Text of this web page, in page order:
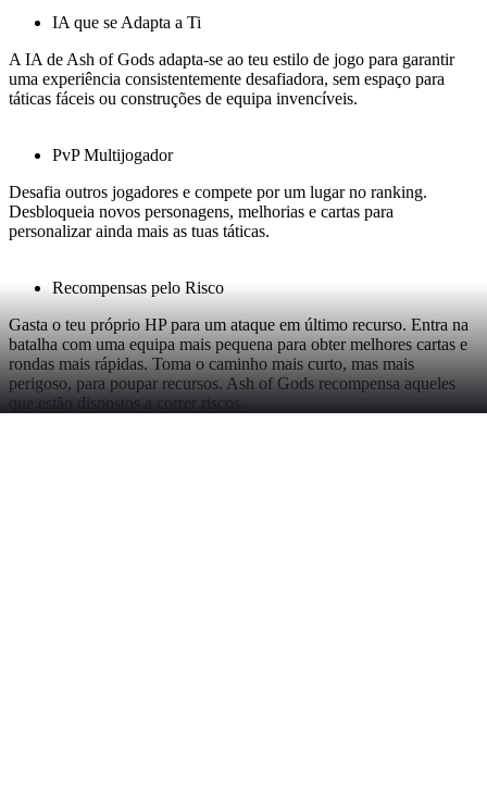
IA que se Adapta a Ti
A IA de Ash of Gods adapta-se ao teu estilo de jogo para garantir
uma experiência consistentemente desafiadora, sem espaço para
táticas fáceis ou construções de equipa invencíveis.
PvP Multijogador
Desafia outros jogadores e compete por um lugar no ranking.
Desbloqueia novos personagens, melhorias e cartas para
personalizar ainda mais as tuas táticas.
Recompensas pelo Risco
Gasta o teu próprio HP para um ataque em último recurso. Entra na
batalha com uma equipa mais pequena para obter melhores cartas e
rondas mais rápidas. Toma o caminho mais curto, mas mais
perigoso, para poupar recursos. Ash of Gods recompensa aqueles
que estão dispostos a correr riscos.